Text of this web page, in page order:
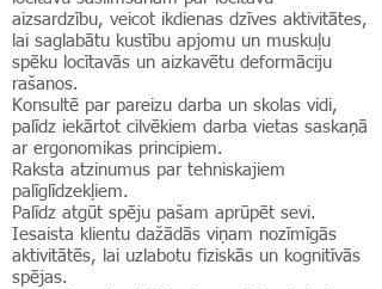
aizsardzību, veicot ikdienas dzīves aktivitātes,
lai saglabātu kustību apjomu un muskuļu
spēku locītavās un aizkavētu deformāciju
rašanos.
Konsultē par pareizu darba un skolas vidi,
palīdz iekārtot cilvēkiem darba vietas saskaņā
ar ergonomikas principiem.
Raksta atzinumus par tehniskajiem
palīglīdzekļiem.
Palīdz atgūt spēju pašam aprūpēt sevi.
Iesaista klientu dažādās viņam nozīmīgās
aktivitātēs, lai uzlabotu fiziskās un kognitīvās
spējas.